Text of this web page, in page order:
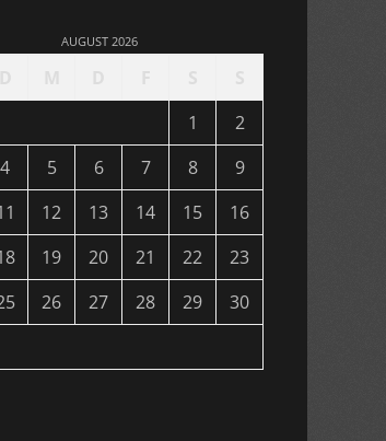
AUGUST 2026
1
2
4 5 6 7 8
9
12 13 14 15
16
19 20 21 22
23
26 27 28 29
30